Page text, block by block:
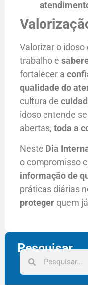
Valorizar o
trabalho e
fortalecer a
qualidade do
cultura de
idoso entende
abertas, toda a
Neste Dia
o compromisso
informação de
práticas diárias
proteger quem
Pesquisar